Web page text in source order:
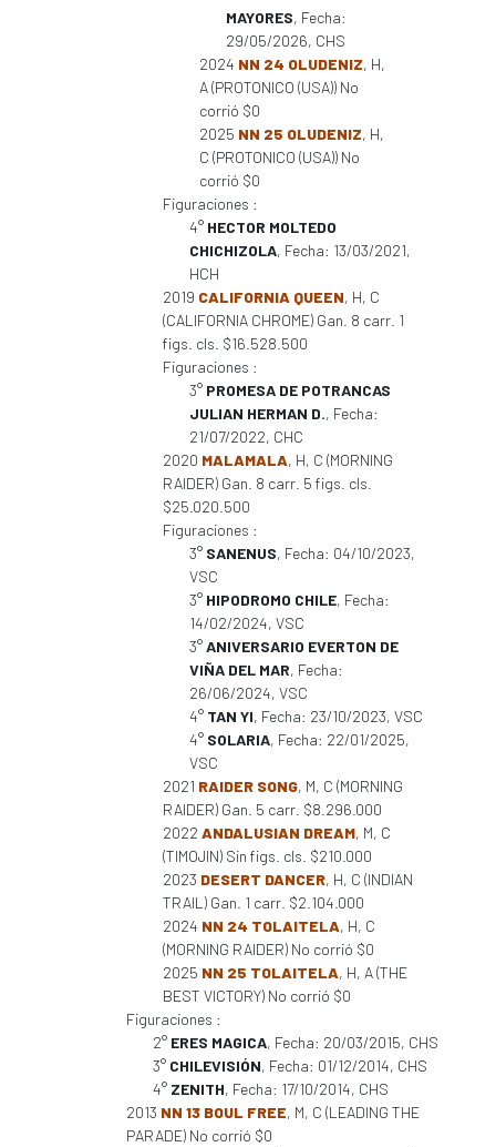
MAYORES, Fecha:
29/05/2026, CHS
2024 NN 24 OLUDENIZ, H,
A (PROTONICO (USA)) No
corrió $0
2025 NN 25 OLUDENIZ, H,
C (PROTONICO (USA)) No
corrió $0
Figuraciones :
4° HECTOR MOLTEDO
CHICHIZOLA, Fecha: 13/03/2021,
HCH
2019 CALIFORNIA QUEEN, H, C
(CALIFORNIA CHROME) Gan. 8 carr. 1
figs. cls. $16.528.500
Figuraciones :
3° PROMESA DE POTRANCAS
JULIAN HERMAN D., Fecha:
21/07/2022, CHC
2020 MALAMALA, H, C (MORNING
RAIDER) Gan. 8 carr. 5 figs. cls.
$25.020.500
Figuraciones :
3° SANENUS, Fecha: 04/10/2023,
VSC
3° HIPODROMO CHILE, Fecha:
14/02/2024, VSC
3°ANIVERSARIO EVERTON DE
VIÑA DEL MAR, Fecha:
26/06/2024, VSC
4° TAN YI, Fecha: 23/10/2023, VSC
4° SOLARIA, Fecha: 22/01/2025,
VSC
2021 RAIDER SONG, M, C (MORNING
RAIDER) Gan. 5 carr. $8.296.000
2022 ANDALUSIAN DREAM, M, C
(TIMOJIN) Sin figs. cls. $210.000
2023 DESERT DANCER, H, C (INDIAN
TRAIL) Gan. 1 carr. $2.104.000
2024 NN 24 TOLAITELA, H, C
(MORNING RAIDER) No corrió $0
2025 NN 25 TOLAITELA, H, A (THE
BEST VICTORY) No corrió $0
Figuraciones :
2° ERES MAGICA, Fecha: 20/03/2015, CHS
3° CHILEVISIÓN, Fecha: 01/12/2014, CHS
4° ZENITH, Fecha: 17/10/2014, CHS
2013 NN 13 BOUL FREE, M, C (LEADING THE
PARADE) No corrió $0